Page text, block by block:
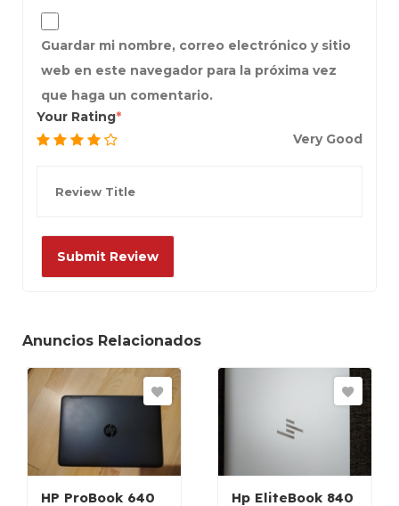
Guardar mi nombre, correo electrónico y sitio
web en este navegador para la próxima vez
que haga un comentario.
Your Rating
Very Good
Anuncios Relacionados
HP ProBook 640 Hp EliteBook 840